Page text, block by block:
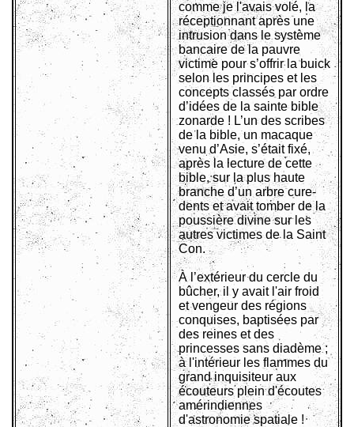
comme je l'avais volé, la
réceptionnant après une
intrusion dans le système
bancaire de la pauvre
victime pour s’offrir la buick
selon les principes et les
concepts classés par ordre
d’idées de la sainte bible
zonarde ! L’un des scribes
de la bible, un macaque
venu d’Asie, s’était fixé,
après la lecture de cette
bible, sur la plus haute
branche d’un arbre cure-
dents et avait tomber de la
poussière divine sur les
autres victimes de la Saint
Con.
À l’extérieur du cercle du
bûcher, il y avait l'air froid
et vengeur des régions
conquises, baptisées par
des reines et des
princesses sans diadème ;
à l'intérieur les flammes du
grand inquisiteur aux
écouteurs plein d'écoutes
amérindiennes
d'astronomie spatiale !